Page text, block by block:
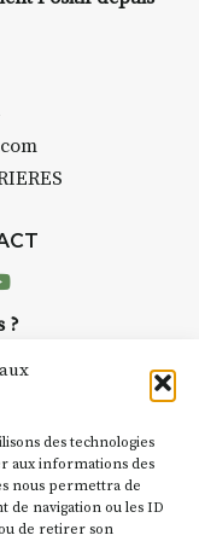
des technologies
aux informations des
nous permettra de
de navigation ou les ID
de retirer son
galerie à
Le Fumoir n’est
permanente.
organise
. Des artistes et
d’Auzon. Le
de ces espaces
culturelles de
Caractère. Par
Cochon
comme en
Youtube
?